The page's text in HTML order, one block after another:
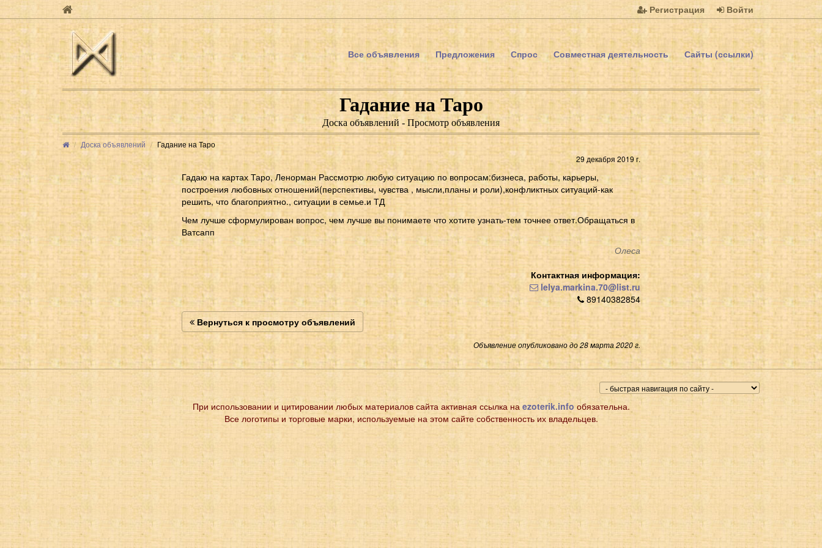
Регистрация Войти
Все объявления Предложения Спрос Совместная деятельность Сайты (ссылки)
Гадание на Таро
Доска объявлений - Просмотр объявления
Доска объявлений
Гадание на Таро
29 декабря 2019 г.
Гадаю на картах Таро, Ленорман Рассмотрю любую ситуацию по вопросам:бизнеса, работы, карьеры,
построения любовных отношений(перспективы, чувства , мысли,планы и роли),конфликтных ситуаций-как
решить, что благоприятно., ситуации в семье.и ТД
Чем лучше сформулирован вопрос, чем лучше вы понимаете что хотите узнать-тем точнее ответ.Обращаться в
Ватсапп
Олеса
Контактная информация:
lelya.markina.70@list.ru
89140382854
Вернуться к просмотру объявлений
Объявление опубликовано до 28 марта 2020 г.
При использовании и цитировании любых материалов сайта активная ссылка на ezoterik.info обязательна.
Все логотипы и торговые марки, используемые на этом сайте собственность их владельцев.